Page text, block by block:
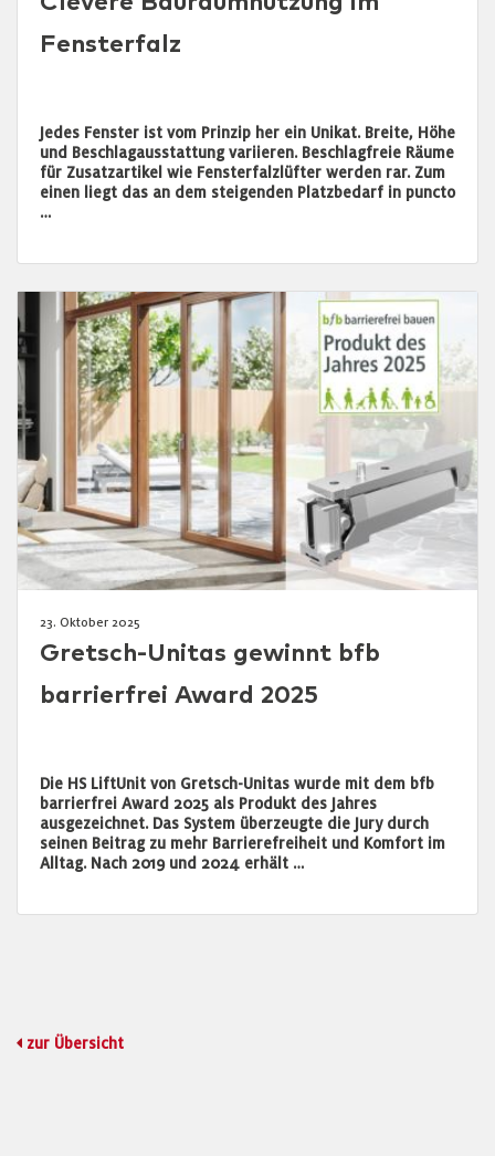
Fensterfalz
Jedes Fenster ist vom Prinzip her ein Unikat. Breite, Höhe
und Beschlagausstattung variieren. Beschlagfreie Räume
für Zusatzartikel wie Fensterfalzlüfter werden rar. Zum
einen liegt das an dem steigenden Platzbedarf in puncto
…
23. Oktober 2025
Gretsch-Unitas gewinnt bfb
barrierfrei Award 2025
Die HS LiftUnit von Gretsch-Unitas wurde mit dem bfb
barrierfrei Award 2025 als Produkt des Jahres
ausgezeichnet. Das System überzeugte die Jury durch
seinen Beitrag zu mehr Barrierefreiheit und Komfort im
Alltag. Nach 2019 und 2024 erhält …
zur Übersicht